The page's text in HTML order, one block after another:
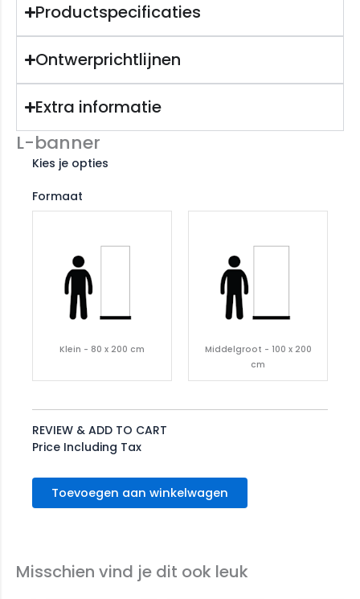
Productspecificaties
Ontwerprichtlijnen
Extra informatie
L-banner
Kies je opties
Formaat
Klein - 80 x 200 cm
Middelgroot - 100 x 200
cm
REVIEW & ADD TO CART
Price Including Tax
Toevoegen aan winkelwagen
Misschien vind je dit ook leuk